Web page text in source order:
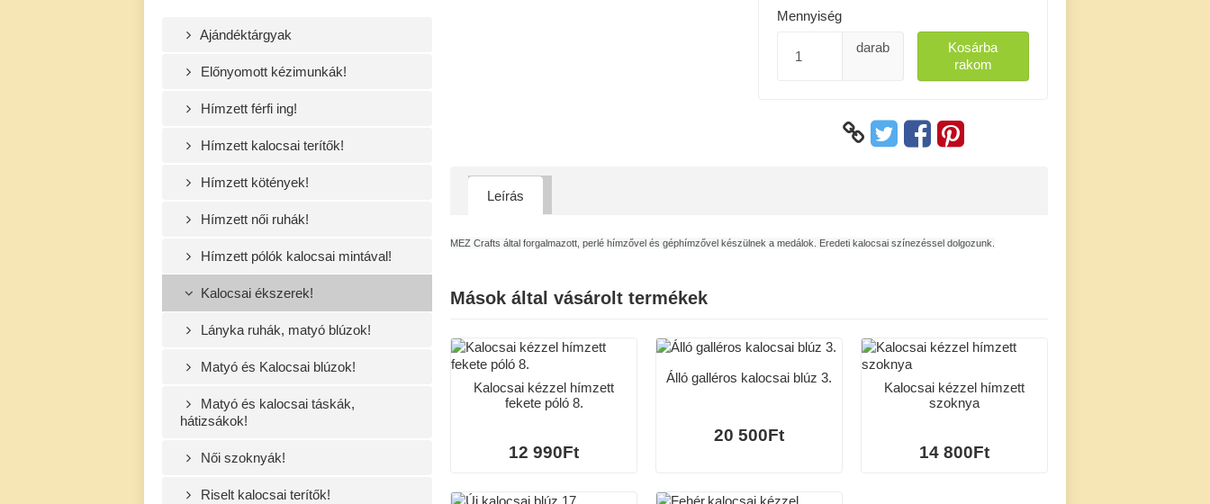
Ajándéktárgyak
Előnyomott kézimunkák!
Hímzett férfi ing!
Hímzett kalocsai terítők!
Hímzett kötények!
Hímzett női ruhák!
Hímzett pólók kalocsai mintával!
Kalocsai ékszerek!
Lányka ruhák, matyó blúzok!
Matyó és Kalocsai blúzok!
Matyó és kalocsai táskák,
hátizsákok!
Női szoknyák!
Riselt kalocsai terítők!
Mennyiség
darab
Kosárba
rakom
Leírás
MEZ Crafts által forgalmazott, perlé hímzővel és géphímzővel készülnek a medálok. Eredeti kalocsai színezéssel dolgozunk.
Mások által vásárolt termékek
Kalocsai kézzel hímzett
fekete póló 8.
12 990Ft
Álló galléros kalocsai blúz 3.
20 500Ft
Kalocsai kézzel hímzett
szoknya
14 800Ft